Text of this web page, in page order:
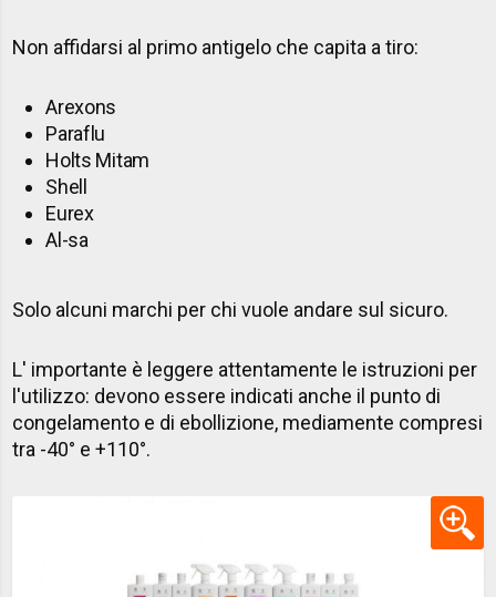
Non affidarsi al primo antigelo che capita a tiro:
Arexons
Paraflu
Holts Mitam
Shell
Eurex
Al-sa
Solo alcuni marchi per chi vuole andare sul sicuro.
L' importante è leggere attentamente le istruzioni per
l'utilizzo: devono essere indicati anche il punto di
congelamento e di ebollizione, mediamente compresi
tra -40° e +110°.